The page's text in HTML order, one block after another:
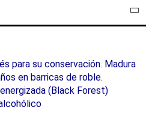
para su conservación. Madura
en barricas de roble.
(Black Forest)